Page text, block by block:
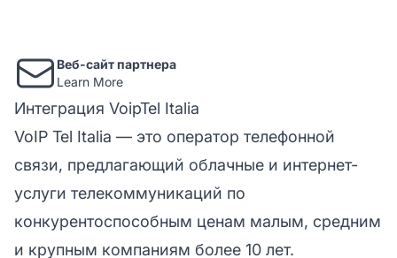
Веб-сайт партнера
Learn More
Интеграция VoipTel Italia
VoIP Tel Italia — это оператор телефонной
связи, предлагающий облачные и интернет-
услуги телекоммуникаций по
конкурентоспособным ценам малым, средним
и крупным компаниям более 10 лет.